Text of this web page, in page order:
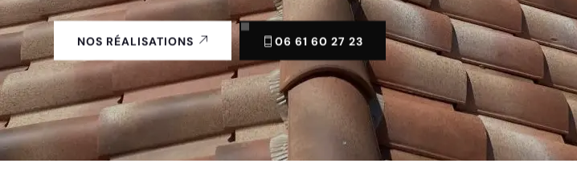
NOS RÉALISATIONS 06 61 60 27 23